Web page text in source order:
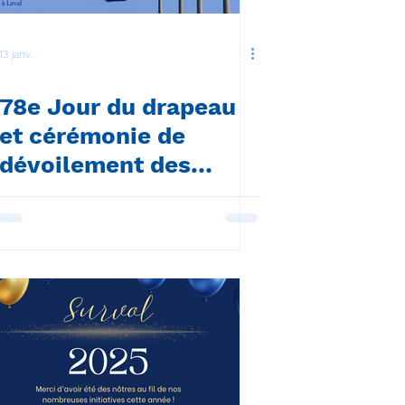
13 janv.
78e Jour du drapeau
et cérémonie de
dévoilement des
Citoyens d’exception